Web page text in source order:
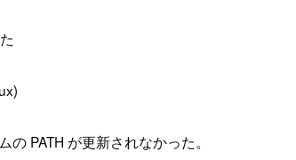
PATH が更新されなかった。